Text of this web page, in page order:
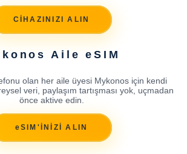
CİHAZINIZI ALIN
Aile eSIM
olan her aile üyesi Mykonos için kendi
veri, paylaşım tartışması yok, uçmadan
önce aktive edin.
eSIM'İNİZİ ALIN